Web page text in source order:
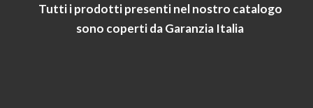
Tutti i prodotti presenti nel nostro catalogo
sono coperti da Garanzia Italia